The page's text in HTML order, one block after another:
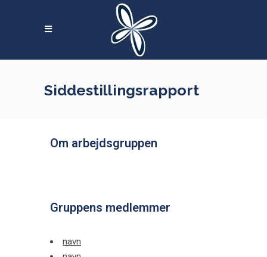
Siddestillingsrapport
Om arbejdsgruppen
Gruppens medlemmer
navn